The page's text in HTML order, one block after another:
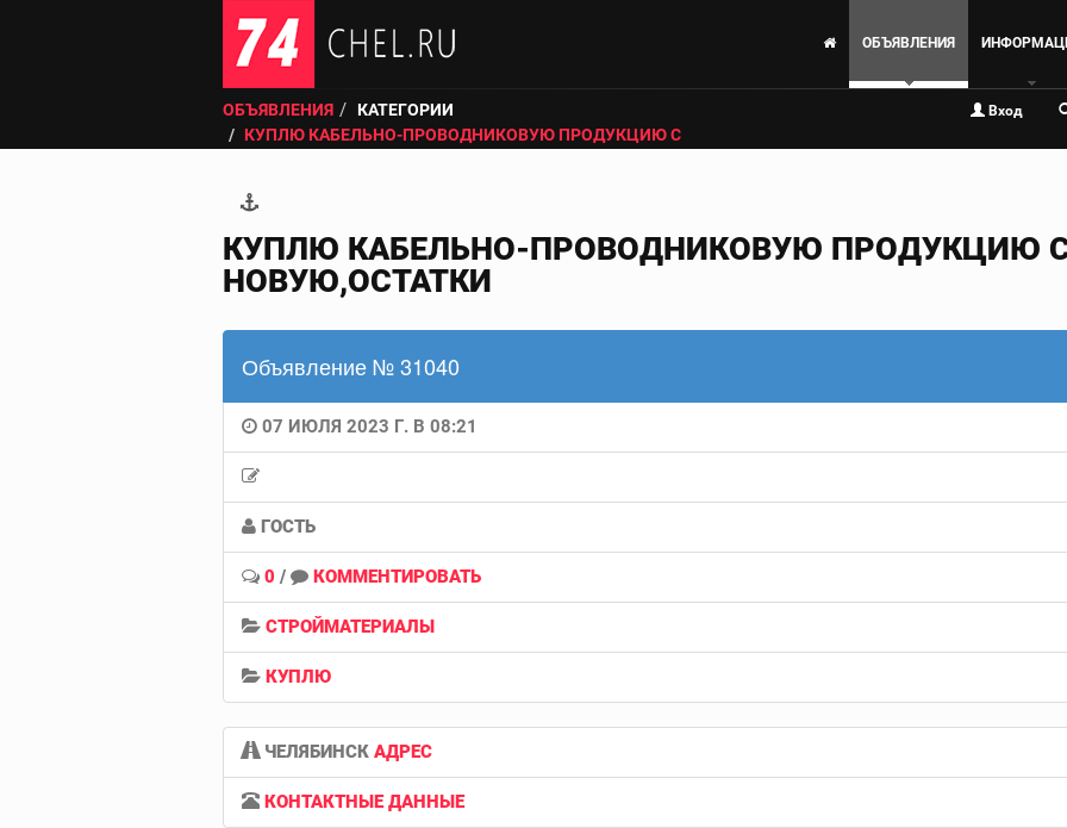
ОБЪЯВЛЕНИЯ
ОБЪЯВЛЕНИЯ
КАТЕГОРИИ
КУПЛЮ КАБЕЛЬНО-ПРОВОДНИКОВУЮ ПРОДУКЦИЮ С
Вход
КУПЛЮ КАБЕЛЬНО-ПРОВОДНИКОВУЮ ПРОДУКЦИЮ С
НОВУЮ,ОСТАТКИ
Объявление № 31040
07 ИЮЛЯ 2023 Г. В 08:21
ГОСТЬ
0 / КОММЕНТИРОВАТЬ
СТРОЙМАТЕРИАЛЫ
КУПЛЮ
ЧЕЛЯБИНСК АДРЕС
КОНТАКТНЫЕ ДАННЫЕ